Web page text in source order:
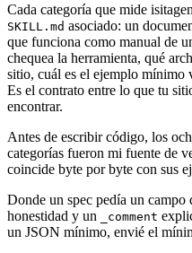
Cada categoría que mide
SKILL.md asociado: un
que funciona como manual de
chequea la herramienta, qué
sitio, cuál es el ejemplo mínimo
Es el contrato entre lo que tu
encontrar.
Antes de escribir código, los
categorías fueron mi fuente de
coincide byte por byte con sus
Donde un spec pedía un
honestidad y un
_comment
un JSON mínimo, envié el